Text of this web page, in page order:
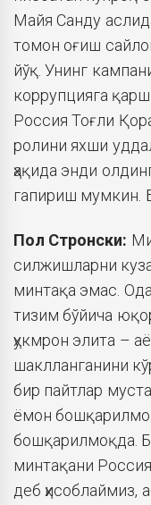
Майя Санду
томон оғиш
йўқ. Унинг
коррупцияга
Россия Тоғли
ролини яхши
ҳақида энди
гапириш мумкин.
Пол Стронски:
силжишларни
минтақа эмас.
тизим бўйича
ҳукмрон элита –
шаклланганини
бир пайтлар
ёмон
бошқарилмоқда.
минтақани
деб ҳисоблаймиз,